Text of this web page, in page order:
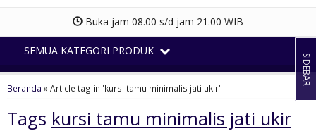
Buka jam 08.00 s/d jam 21.00 WIB
SEMUA KATEGORI PRODUK
Beranda »Article tag in 'kursi tamu minimalis jati ukir'
Tags kursi tamu minimalis jati ukir
SIDEBAR